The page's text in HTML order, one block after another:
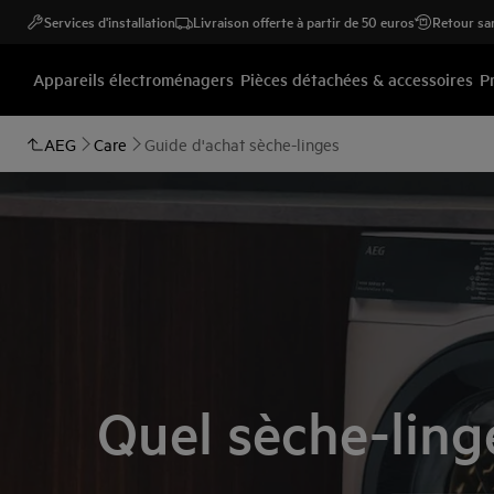
Services d'installation Livraison offerte à partir de 50 euros Retour
Appareils électroménagers Pièces détachées & accessoires
AEG Care Guide d'achat sèche-linges
Quel sèche-